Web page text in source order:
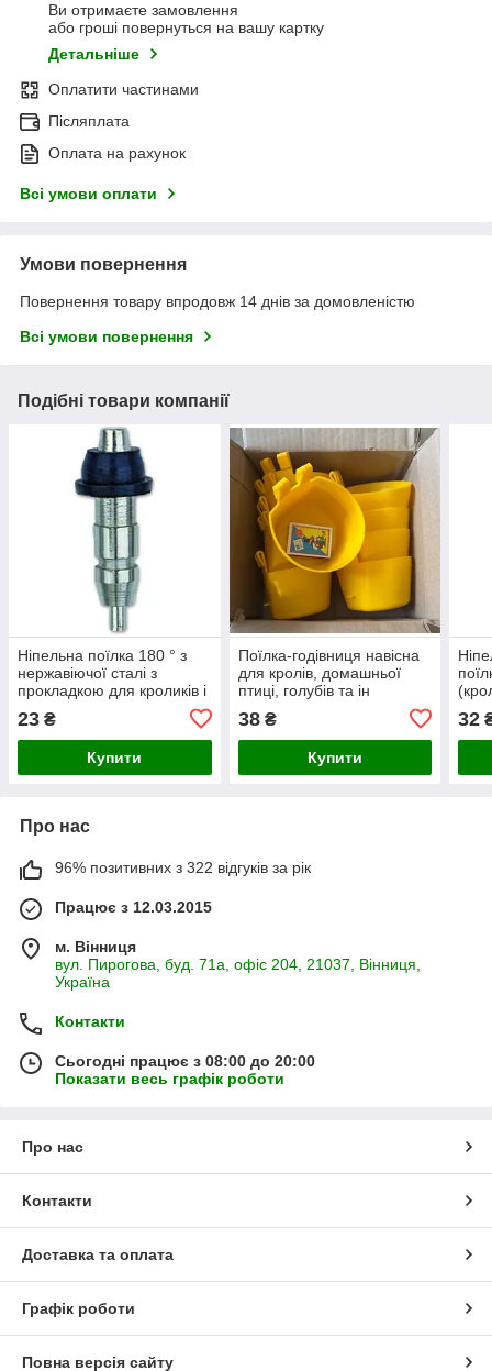
Ви отримаєте замовлення
або гроші повернуться на вашу картку
Детальніше
Оплатити частинами
Післяплата
Оплата на рахунок
Всі умови оплати
Умови повернення
Повернення товару впродовж 14 днів за домовленістю
Всі умови повернення
Подібні товари компанії
Ніпельна поїлка 180 ° з
нержавіючої сталі з
прокладкою для кроликів і
перепелів, бройлерів
23 ₴
Купити
Поїлка-годівниця навісна
для кролів, домашньої
птиці, голубів та ін
38₴
Купити
32
Про нас
96% позитивних з 322 відгуків за рік
Працює з 12.03.2015
м. Вінниця
вул. Пирогова, буд. 71а, офіс 204, 21037, Вінниця,
Україна
Контакти
Сьогодні працює з 08:00 до 20:00
Показати весь графік роботи
Про нас
Контакти
Доставка та оплата
Графік роботи
Повна версія сайту